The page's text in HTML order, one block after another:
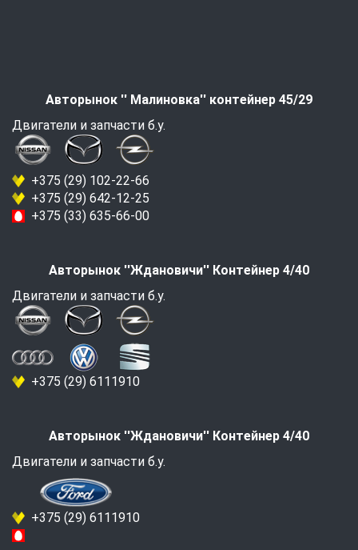
Авторынок '' Малиновка'' контейнер 45/29
Двигатели и запчасти б.у.
+375 (29) 102-22-66
+375 (29) 642-12-25
+375 (33) 635-66-00
Авторынок ''Ждановичи'' Контейнер 4/40
Двигатели и запчасти б.у.
+375 (29) 6111910
Авторынок ''Ждановичи'' Контейнер 4/40
Двигатели и запчасти б.у.
+375 (29) 6111910